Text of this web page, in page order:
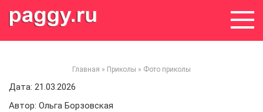
Главная » Приколы » Фото приколы
Дата: 21.03.2026
Автор: Ольга Борзовская